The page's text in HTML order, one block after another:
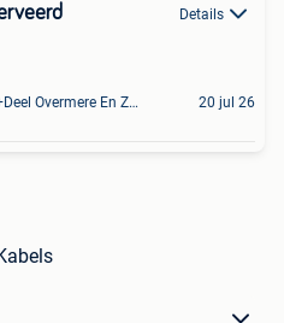
Details
Lokeren+Deel Overmere En Zele 20 jul 26